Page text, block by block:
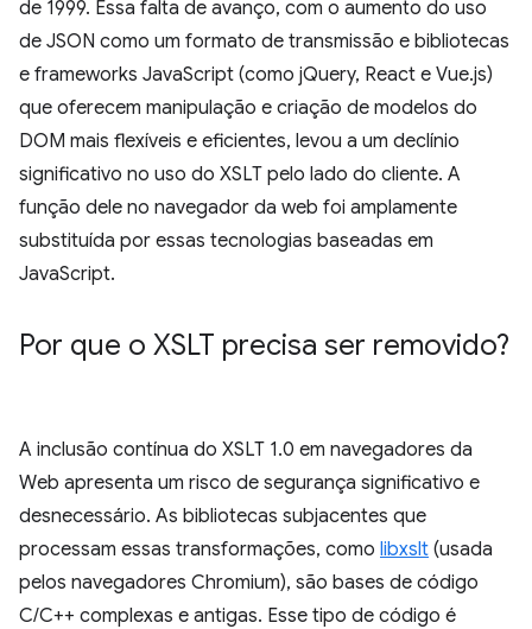
de 1999. Essa falta de avanço, com o aumento do uso
de JSON como um formato de transmissão e bibliotecas
e frameworks JavaScript (como jQuery, React e Vue.js)
que oferecem manipulação e criação de modelos do
DOM mais flexíveis e eficientes, levou a um declínio
significativo no uso do XSLT pelo lado do cliente. A
função dele no navegador da web foi amplamente
substituída por essas tecnologias baseadas em
JavaScript.
Por que o XSLT precisa ser removido?
A inclusão contínua do XSLT 1.0 em navegadores da
Web apresenta um risco de segurança significativo e
desnecessário. As bibliotecas subjacentes que
processam essas transformações, como libxslt (usada
pelos navegadores Chromium), são bases de código
C/C++ complexas e antigas. Esse tipo de código é